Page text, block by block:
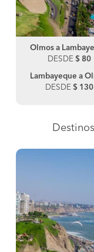
Olmos a
DESDE $ 80
Lambayeque a
DESDE $ 130
Destinos